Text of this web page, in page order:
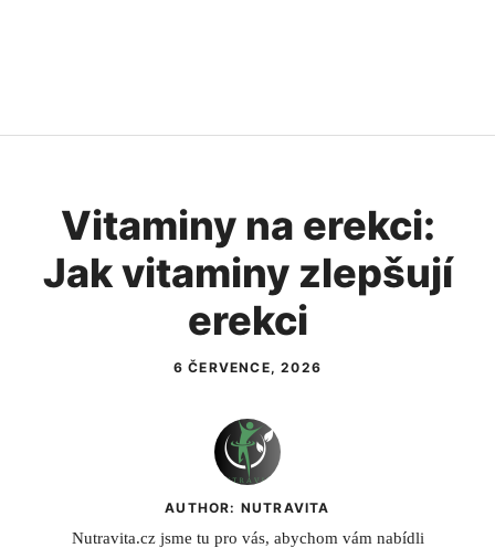
Vitaminy na erekci:
Jak vitaminy zlepšují
erekci
6 ČERVENCE, 2026
AUTHOR: NUTRAVITA
Nutravita.cz jsme tu pro vás, abychom vám nabídli